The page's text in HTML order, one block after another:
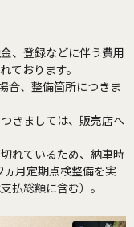
、登録などに伴う費用
ております。
合、整備箇所につきま
きましては、販売店へ
れているため、納車時
月定期点検整備を実
払総額に含む）。